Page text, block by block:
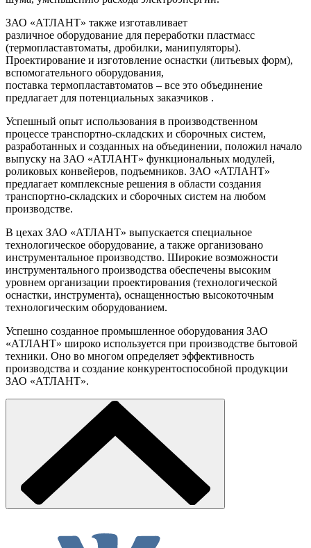
ЗАО «АТЛАНТ» также изготавливает
различное оборудование для переработки пластмасс
(термопластавтоматы, дробилки, манипуляторы).
Проектирование и изготовление оснастки (литьевых форм),
вспомогательного оборудования,
поставка термопластавтоматов – все это объединение
предлагает для потенциальных заказчиков .
Успешный опыт использования в производственном
процессе транспортно-складских и сборочных систем,
разработанных и созданных на объединении, положил начало
выпуску на ЗАО «АТЛАНТ» функциональных модулей,
роликовых конвейеров, подъемников. ЗАО «АТЛАНТ»
предлагает комплексные решения в области создания
транспортно-складских и сборочных систем на любом
производстве.
В цехах ЗАО «АТЛАНТ» выпускается специальное
технологическое оборудование, а также организовано
инструментальное производство. Широкие возможности
инструментального производства обеспечены высоким
уровнем организации проектирования (технологической
оснастки, инструмента), оснащенностью высокоточным
технологическим оборудованием.
Успешно созданное промышленное оборудования ЗАО
«АТЛАНТ» широко используется при производстве бытовой
техники. Оно во многом определяет эффективность
производства и создание конкурентоспособной продукции
ЗАО «АТЛАНТ».